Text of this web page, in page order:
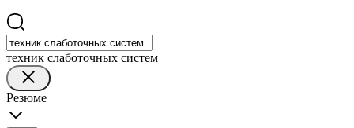
техник слаботочных систем
Резюме